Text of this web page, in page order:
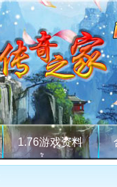
1.76游戏资料